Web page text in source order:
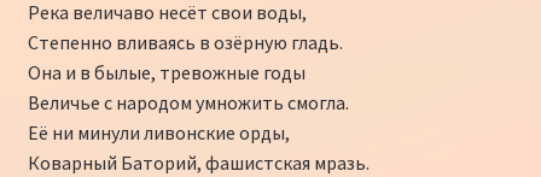
Река величаво несёт свои воды,
Степенно вливаясь в озёрную гладь.
Она и в былые, тревожные годы
Величье с народом умножить смогла.
Её ни минули ливонские орды,
Коварный Баторий, фашистская мразь.